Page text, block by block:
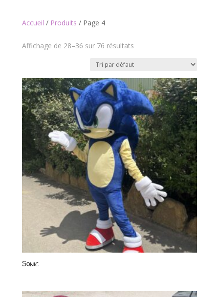
Accueil / Produits / Page 4
Affichage de 28–36 sur 76 résultats
Sonic